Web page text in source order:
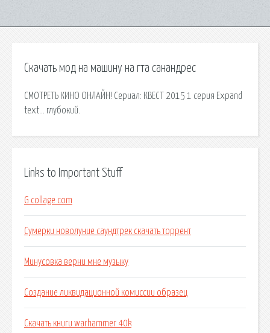
Скачать мод на машину на гта санандрес
СМОТРЕТЬ КИНО ОНЛАЙН! Сериал: КВЕСТ 2015 1 серия Expand
text… глубокий.
Links to Important Stuff
G collage com
Сумерки новолуние саундтрек скачать торрент
Минусовка верни мне музыку
Создание ликвидационной комиссии образец
Скачать книги warhammer 40k